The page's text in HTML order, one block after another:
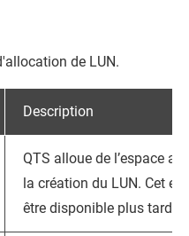
de LUN.
Description
QTS alloue de l’espace
la création du LUN. Cet
être disponible plus tard.